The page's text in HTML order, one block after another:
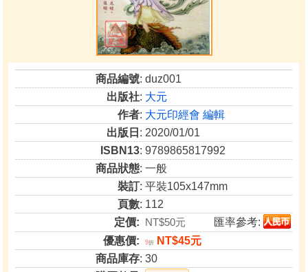
商品編號: duz001
出版社: 大元
作者: 大元印經會 編輯
出版日 : 2020/01/01
ISBN13: 9789865817992
商品狀態: 一般
裝訂: 平裝105x147mm
頁數: 112
定價: NT$50元
匯率參考:
優惠價:
9折
NT$45元
商品庫存: 30